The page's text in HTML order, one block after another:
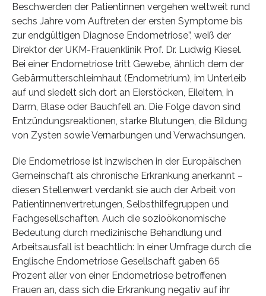
Beschwerden der Patientinnen vergehen weltweit rund
sechs Jahre vom Auftreten der ersten Symptome bis
zur endgültigen Diagnose Endometriose”, weiß der
Direktor der UKM-Frauenklinik Prof. Dr. Ludwig Kiesel.
Bei einer Endometriose tritt Gewebe, ähnlich dem der
Gebärmutterschleimhaut (Endometrium), im Unterleib
auf und siedelt sich dort an Eierstöcken, Eileitern, in
Darm, Blase oder Bauchfell an. Die Folge davon sind
Entzündungsreaktionen, starke Blutungen, die Bildung
von Zysten sowie Vernarbungen und Verwachsungen.
Die Endometriose ist inzwischen in der Europäischen
Gemeinschaft als chronische Erkrankung anerkannt –
diesen Stellenwert verdankt sie auch der Arbeit von
Patientinnenvertretungen, Selbsthilfegruppen und
Fachgesellschaften. Auch die sozioökonomische
Bedeutung durch medizinische Behandlung und
Arbeitsausfall ist beachtlich: In einer Umfrage durch die
Englische Endometriose Gesellschaft gaben 65
Prozent aller von einer Endometriose betroffenen
Frauen an, dass sich die Erkrankung negativ auf ihr